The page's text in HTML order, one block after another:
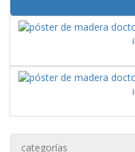
categorías